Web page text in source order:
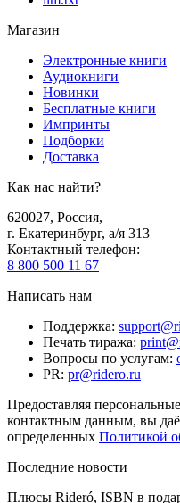
Магазин
Электронные книги
Аудиокниги
Новинки
Бесплатные книги
Импринты
Подборки
Доставка
Как нас найти?
620027, Россия,
г. Екатеринбург, а/я 313
Контактный телефон:
8 800 500 11 67
Написать нам
Поддержка:
Печать тиража:
Вопросы по услугам:
PR: pr@ridero.ru
Предоставляя
контактным данным, вы
определенных Политикой
Последние новости
Плюсы Rideró, ISBN в